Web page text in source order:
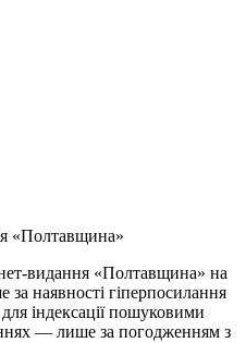
«Полтавщина»
видання «Полтавщина» на
за наявності гіперпосилання
індексації пошуковими
— лише за погодженням з